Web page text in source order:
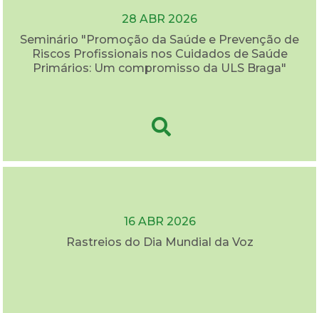
28 ABR 2026
Seminário "Promoção da Saúde e Prevenção de
Riscos Profissionais nos Cuidados de Saúde
Primários: Um compromisso da ULS Braga"
16 ABR 2026
Rastreios do Dia Mundial da Voz